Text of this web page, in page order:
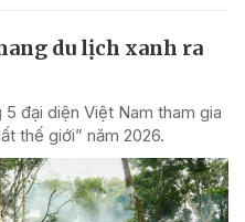
du lịch xanh ra
đại diện Việt Nam tham gia
thế giới” năm 2026.